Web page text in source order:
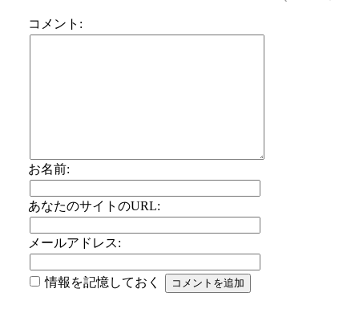
コメント:
お名前:
あなたのサイトのURL:
メールアドレス:
情報を記憶しておく